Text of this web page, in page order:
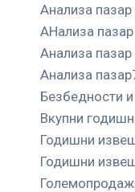
Анализа
АНализа
Анализа пазар
Анализа
Безбедности и
Вкупни
Годишни
Годишни